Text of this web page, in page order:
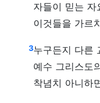
자들이 믿는 자
이것들을 가르
3누구든지 다른
예수 그리스도
착념치 아니하